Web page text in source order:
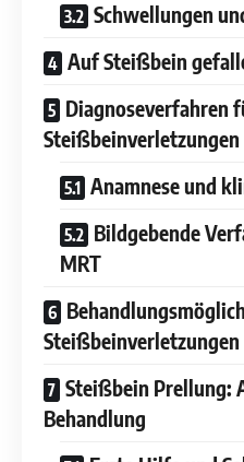
Schwellungen
Auf Steißbein
Diagnoseverfahren
Steißbeinverletzungen
Anamnese und
Bildgebende
MRT
Steißbeinverletzungen
Steißbein Prellung:
Behandlung